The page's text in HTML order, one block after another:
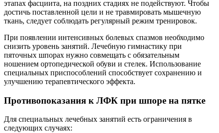
этапах фасциита, на поздних стадиях не подействуют. Чтобы
достичь поставленной цели и не травмировать мышечную
ткань, следует соблюдать регулярный режим тренировок.
При появлении интенсивных болевых спазмов необходимо
снизить уровень занятий. Лечебную гимнастику при
пяточных шпорах нужно совмещать с обязательным
ношением ортопедической обуви и стелек. Использование
специальных приспособлений способствует сохранению и
улучшению терапевтического эффекта.
Противопоказания к ЛФК при шпоре на пятке
Для специальных лечебных занятий есть ограничения в
следующих случаях: